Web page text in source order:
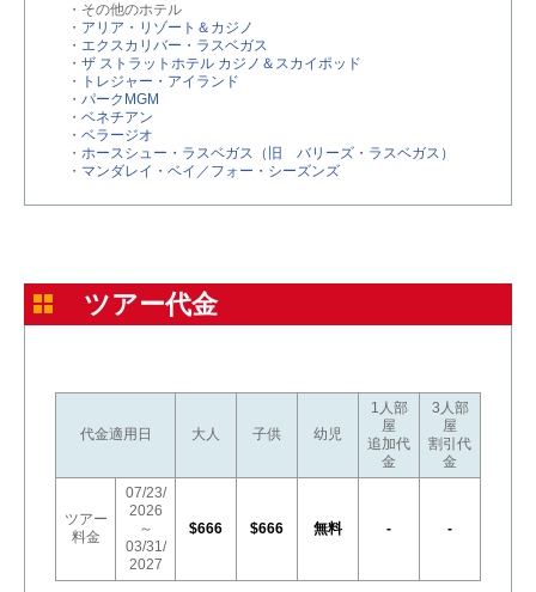
・その他のホテル
・ アリア・リゾート＆カジノ
・ エクスカリバー・ラスベガス
・ ザ ストラットホテル カジノ＆スカイポッド
・
トレジャー・アイランド
・ パークMGM
・ ベネチアン
・ ベラージオ
・ ホースシュー・ラスベガス（旧 バリーズ・ラスベガス）
・ マンダレイ・ベイ／フォー・シーズンズ
ツアー代金
代金適用日 大人 子供 幼児
1人部
屋
追加代
金
3人部
屋
割引代
金
ツアー
料金
07/23/
2026
～
03/31/
2027
$666 $666 無料 - -